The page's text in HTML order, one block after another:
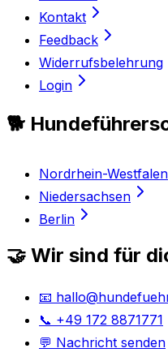
Kontakt
Feedback
Widerrufsbelehrung
Login
🐕
Nordrhein-Westfalen
Niedersachsen
Berlin
🤝 Wir sind für
📧
📞 +49 172 8871771
💬 Nachricht senden